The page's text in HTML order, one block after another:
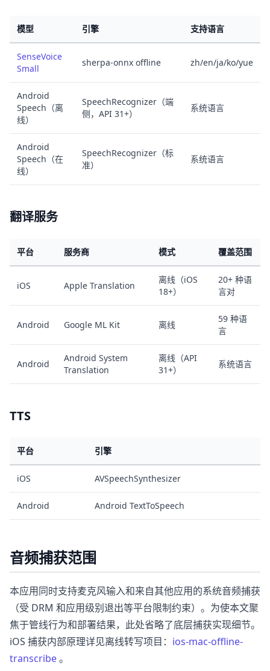
模型 引擎 支持语言
SenseVoice
Small
sherpa-onnx offline zh/en/ja/ko/yue
Android
Speech（离
线）
SpeechRecognizer（端
侧，API 31+）
系统语言
Android
Speech（在
线）
SpeechRecognizer（标
准）
系统语言
翻译服务
平台 服务商 模式 覆盖范围
iOS Apple Translation
离线（iOS
18+）
20+ 种语
言对
Android Google ML Kit 离线
59 种语
言
Android
Android System
Translation
离线（API
31+）
系统语言
TTS
平台 引擎
iOS AVSpeechSynthesizer
Android Android TextToSpeech
音频捕获范围
本应用同时支持麦克风输入和来自其他应用的系统音频捕获
（受 DRM 和应用级别退出等平台限制约束）。为使本文聚
焦于管线行为和部署结果，此处省略了底层捕获实现细节。
iOS 捕获内部原理详见离线转写项目： ios-mac-offline-
transcribe。